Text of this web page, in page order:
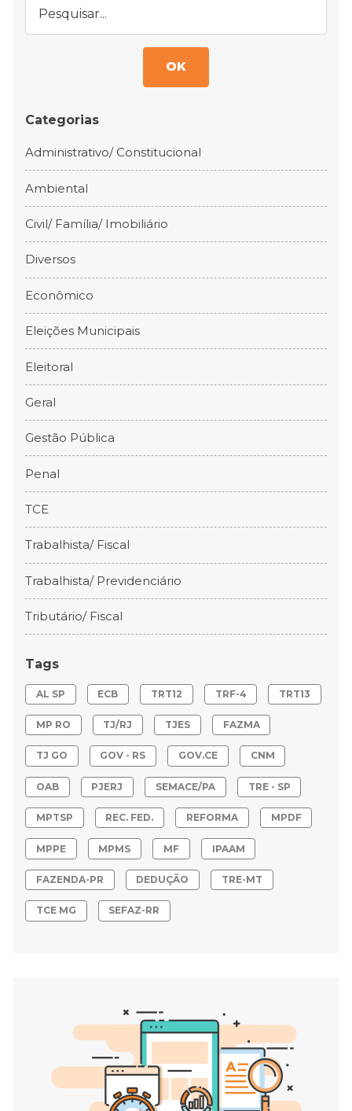
OK
Categorias
Administrativo/ Constitucional
Ambiental
Civil/ Família/ Imobiliário
Diversos
Econômico
Eleições Municipais
Eleitoral
Geral
Gestão Pública
Penal
TCE
Trabalhista/ Fiscal
Trabalhista/ Previdenciário
Tributário/ Fiscal
Tags
AL SP ECB TRT12 TRF-4 TRT13
MP RO TJ/RJ TJES FAZMA
TJ GO GOV - RS GOV.CE CNM
OAB PJERJ SEMACE/PA TRE - SP
MPTSP REC. FED. REFORMA MPDF
MPPE MPMS MF IPAAM
FAZENDA-PR DEDUÇÃO TRE-MT
TCE MG SEFAZ-RR